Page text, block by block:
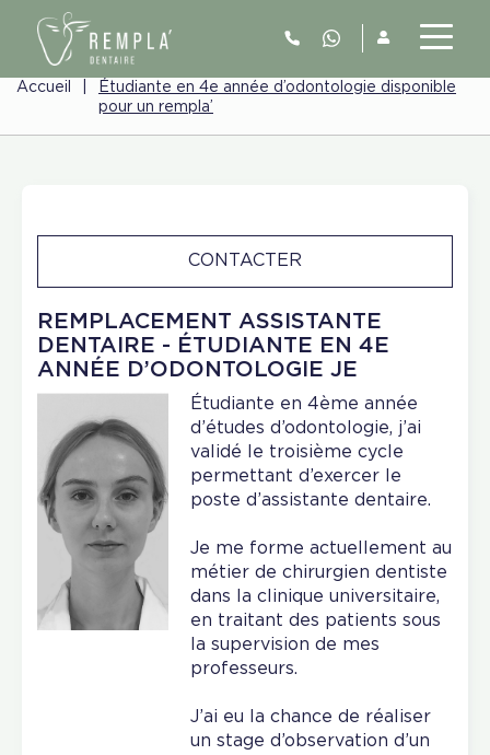
Accueil
Étudiante en 4e année d’odontologie disponible
pour un rempla’
REMPLACEMENT ASSISTANTE
DENTAIRE - ÉTUDIANTE EN 4E
ANNÉE D’ODONTOLOGIE JE
CONTACTER
Étudiante en 4ème année
d’études d’odontologie, j’ai
validé le troisième cycle
permettant d’exercer le
poste d’assistante dentaire.
Je me forme actuellement au
métier de chirurgien dentiste
dans la clinique universitaire,
en traitant des patients sous
la supervision de mes
professeurs.
J’ai eu la chance de réaliser
un stage d’observation d’un